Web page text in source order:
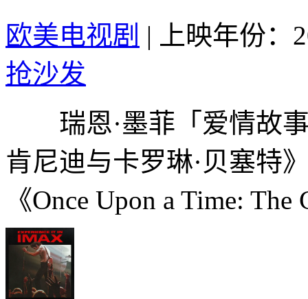
欧美电视剧 |
上映年份：
抢沙发
瑞恩·墨菲「爱情故事
肯尼迪与卡罗琳·贝塞特
《Once Upon a Time: